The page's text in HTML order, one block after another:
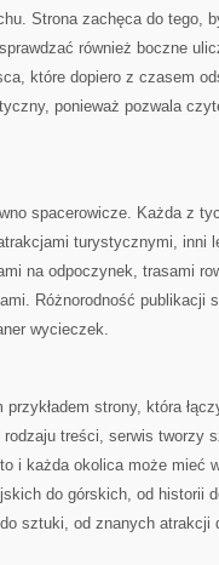
Strona zachęca do tego,
również boczne
które dopiero z czasem
ponieważ pozwala
spacerowicze. Każda z
turystycznymi, inni
na odpoczynek, trasami
Różnorodność publikacji
wycieczek.
przykładem strony, która
treści, serwis tworzy
i każda okolica może mieć
do górskich, od historii
sztuki, od znanych atrakcji